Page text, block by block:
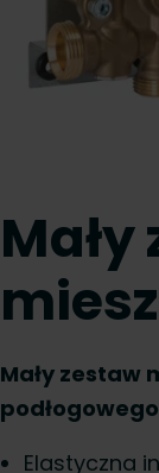
Mały zestaw
podłogowego
Elastyczna